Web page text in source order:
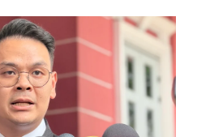
หว่างเขียวกับแดง รัฐบาลก็มีความสั่น
นประการ ตั้งแต่เริ่มตั้งรัฐบาลมา
าว ข่าวไม่ดีต่างๆ ตั้งแต่การทุจริต